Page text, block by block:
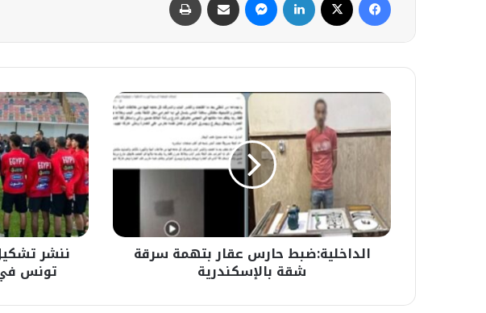
الداخلية:ضبط
عقار
بالإسكندرية
الداخلية:ضبط حارس عقار بتهمة سرقة
شقة بالإسكندرية
ننشر
تشكيل
منتخب
مصر
للناشئين
أمام
تونس
في
أمم
إفريقيا
سنة
ننشر
تونس في